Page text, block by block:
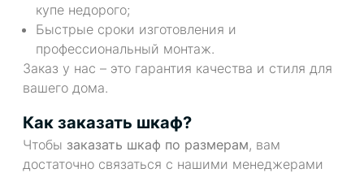
купе недорого;
Быстрые сроки изготовления и
профессиональный монтаж.
Заказ у нас – это гарантия качества и стиля для
вашего дома.
Как заказать шкаф?
Чтобы заказать шкаф по размерам, вам
достаточно связаться с нашими менеджерами